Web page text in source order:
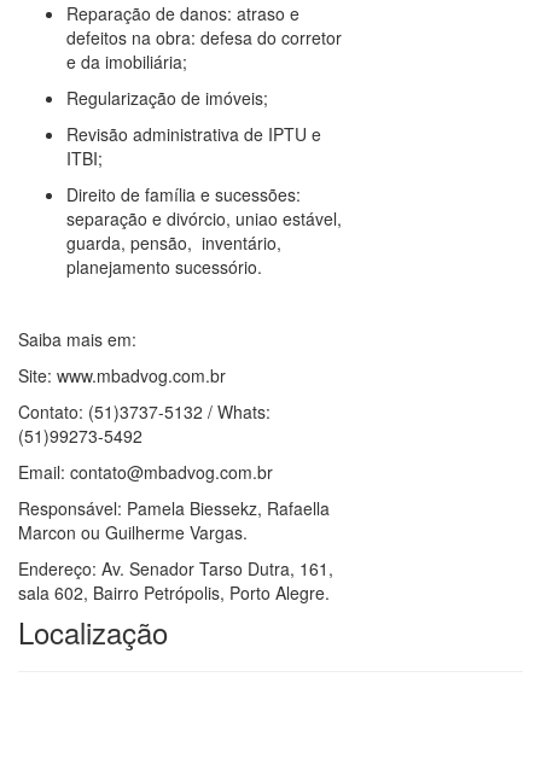
Reparação de danos: atraso e
defeitos na obra: defesa do corretor
e da imobiliária;
Regularização de imóveis;
Revisão administrativa de IPTU e
ITBI;
Direito de família e sucessões:
separação e divórcio, uniao estável,
guarda, pensão, inventário,
planejamento sucessório.
Saiba mais em:
Site: www.mbadvog.com.br
Contato: (51)3737-5132 / Whats:
(51)99273-5492
Email: contato@mbadvog.com.br
Responsável: Pamela Biessekz, Rafaella
Marcon ou Guilherme Vargas.
Endereço: Av. Senador Tarso Dutra, 161,
sala 602, Bairro Petrópolis, Porto Alegre.
Localização